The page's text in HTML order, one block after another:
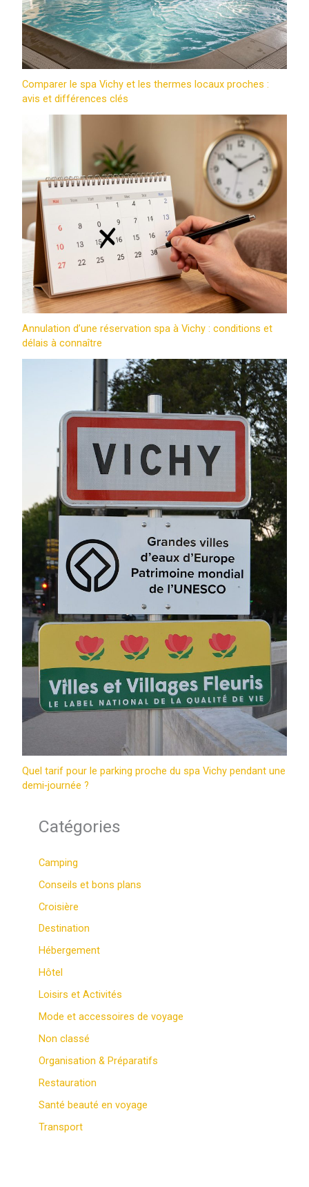
Comparer le spa Vichy et les thermes locaux proches :
avis et différences clés
Annulation d’une réservation spa à Vichy : conditions et
délais à connaître
Quel tarif pour le parking proche du spa Vichy pendant une
demi‑journée ?
Catégories
Camping
Conseils et bons plans
Croisière
Destination
Hébergement
Hôtel
Loisirs et Activités
Mode et accessoires de voyage
Non classé
Organisation & Préparatifs
Restauration
Santé beauté en voyage
Transport